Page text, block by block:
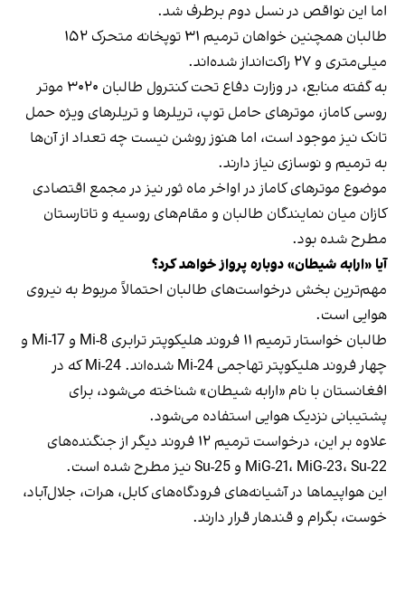
اما این نواقص در نسل دوم برطرف شد.
طالبان همچنین خواهان ترمیم ۳۱ توپخانه متحرک ۱۵۲
میلی‌متری و ۲۷ راکت‌انداز شده‌اند.
به گفته منابع، در وزارت دفاع تحت کنترول طالبان ۳۰۲۰ موتر
روسی کاماز، موترهای حامل توپ، تریلرها و تریلرهای ویژه حمل
تانک نیز موجود است، اما هنوز روشن نیست چه تعداد از آن‌ها
به ترمیم و نوسازی نیاز دارند.
موضوع موترهای کاماز در اواخر ماه ثور نیز در مجمع اقتصادی
کازان میان نمایندگان طالبان و مقام‌های روسیه و تاتارستان
مطرح شده بود.
آیا «ارابه شیطان» دوباره پرواز خواهد کرد؟
مهم‌ترین بخش درخواست‌های طالبان احتمالاً مربوط به نیروی
هوایی است.
طالبان خواستار ترمیم ۱۱ فروند هلیکوپتر ترابری Mi-8 و Mi-17 و
چهار فروند هلیکوپتر تهاجمی Mi-24 شده‌اند. Mi-24 که در
افغانستان با نام «ارابه شیطان» شناخته می‌شود، برای
پشتیبانی نزدیک هوایی استفاده می‌شود.
علاوه بر این، درخواست ترمیم ۱۲ فروند دیگر از جنگنده‌های
MiG-21، MiG-23، Su-22 و Su-25 نیز مطرح شده است.
این هواپیماها در آشیانه‌های فرودگاه‌های کابل، هرات، جلال‌آباد،
خوست، بگرام و قندهار قرار دارند.